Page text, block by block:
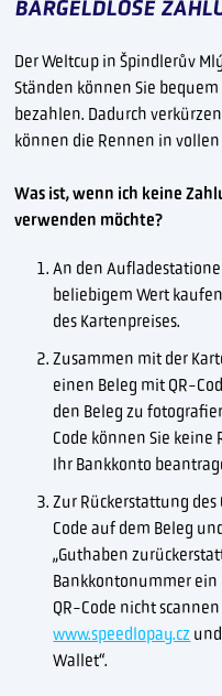
BARGELDLOSE
Der Weltcup in Špindlerův
Ständen können Sie
bezahlen. Dadurch
können die Rennen in
Was ist, wenn ich keine
verwenden möchte?
An den
beliebigem Wert
des Kartenpreises.
Zusammen mit der
einen Beleg mit QR-
den Beleg zu
Code können Sie
Ihr Bankkonto
Zur Rückerstattung des
Code auf dem Beleg
„Guthaben
Bankkontonummer ein
QR-Code nicht
www.speedlopay.cz
Wallet“.